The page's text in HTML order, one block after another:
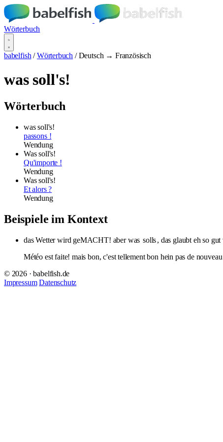
Wörterbuch
babelfish / Wörterbuch / Deutsch → Französisch
was soll's!
Wörterbuch
was soll's!
passons !
Wendung
Was soll's!
Qu'importe !
Wendung
Was soll's!
Et alors ?
Wendung
Beispiele im Kontext
das Wetter wird geMACHT! aber was solls, das glaubt eh so
Météo est faite! mais bon, c'est tellement bon hein pas de nouveau
© 2026 · babelfish.de
Impressum Datenschutz